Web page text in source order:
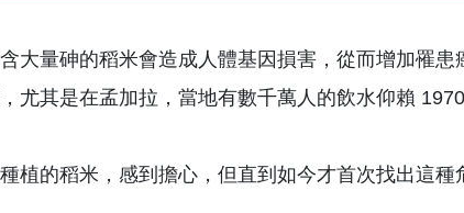
大量砷的稻米會造成人體基因損害，從而增加罹
尤其是在孟加拉，當地有數千萬人的飲水仰賴 1970
植的稻米，感到擔心，但直到如今才首次找出這種